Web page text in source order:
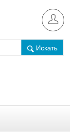
Искать